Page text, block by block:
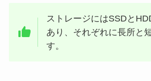
ストレージにはSSDと
あり、それぞれに長所と
す。